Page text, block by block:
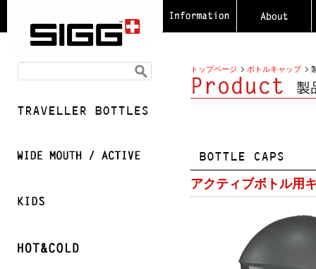
トップページ ボトルキャップ
アクティブボトル用